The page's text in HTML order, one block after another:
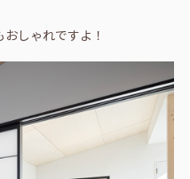
しゃれですよ！